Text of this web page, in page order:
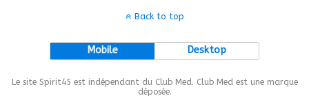
Back to top
Mobile Desktop
Le site Spirit45 est indépendant du Club Med. Club Med est une marque
déposée.